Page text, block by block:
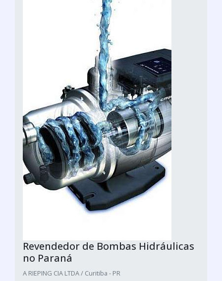
Revendedor de Bombas Hidráulicas
no Paraná
A RIEPING CIA LTDA / Curitiba - PR